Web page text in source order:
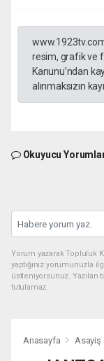
resim, grafik ve
Kanunu’ndan
alınmaksızın
Okuyucu
Yorum yazarak Topluluk
yaptığınız yorumunuzla
üstleniyorsunuz.
tutulamaz.
Anasayfa Asayiş